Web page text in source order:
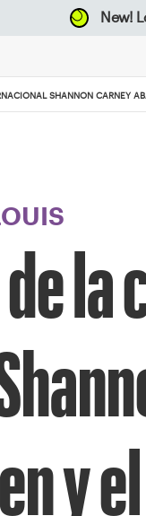
New!
SHANNON CARNEY
y